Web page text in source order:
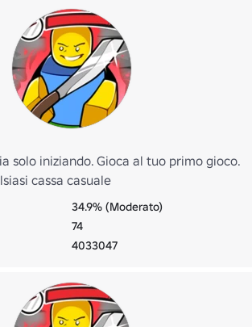
solo iniziando. Gioca al tuo primo gioco.
cassa casuale
34.9% (Moderato)
74
4033047